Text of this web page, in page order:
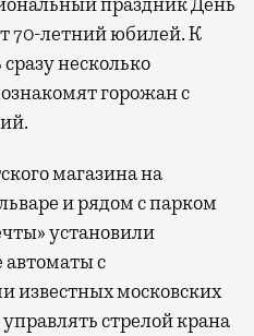
70-летний юбилей. К
несколько
горожан с
магазина на
и рядом с парком
установили
с
московских
стрелой крана